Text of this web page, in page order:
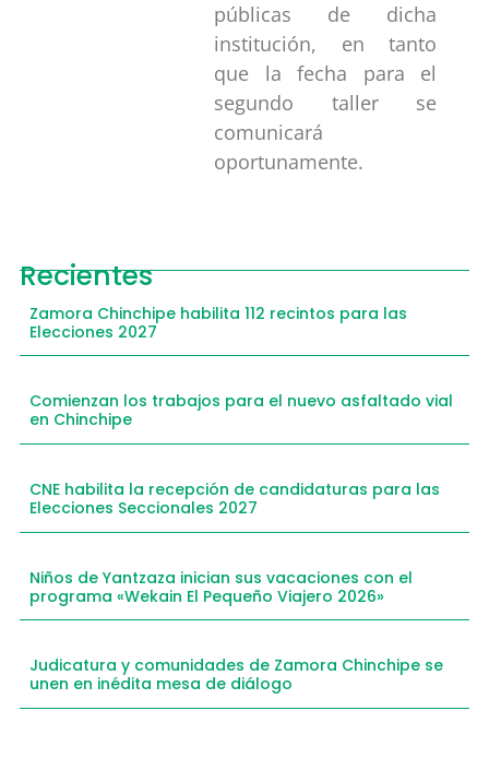
públicas de dicha
institución, en tanto
que la fecha para el
segundo taller se
comunicará
oportunamente.
Recientes
Zamora Chinchipe habilita 112 recintos para las
Elecciones 2027
Comienzan los trabajos para el nuevo asfaltado vial
en Chinchipe
CNE habilita la recepción de candidaturas para las
Elecciones Seccionales 2027
Niños de Yantzaza inician sus vacaciones con el
programa «Wekain El Pequeño Viajero 2026»
Judicatura y comunidades de Zamora Chinchipe se
unen en inédita mesa de diálogo